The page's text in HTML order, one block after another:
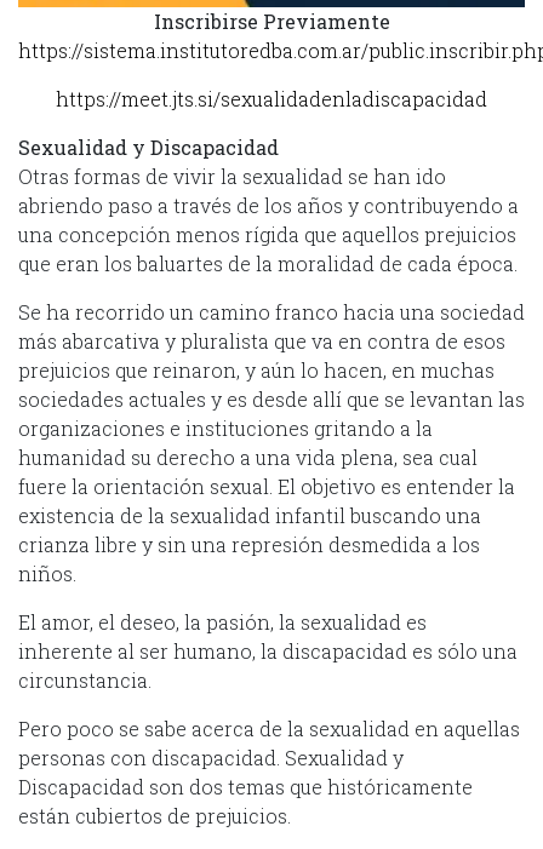
Inscribirse Previamente
https://sistema.institutoredba.com.ar/
https://meet.jts.si/sexualidadenladiscapacidad
Sexualidad y Discapacidad
Otras formas de vivir la sexualidad se han ido
abriendo paso a través de los años y contribuyendo a
una concepción menos rígida que aquellos prejuicios
que eran los baluartes de la moralidad de cada época.
Se ha recorrido un camino franco hacia una sociedad
más abarcativa y pluralista que va en contra de esos
prejuicios que reinaron, y aún lo hacen, en muchas
sociedades actuales y es desde allí que se levantan las
organizaciones e instituciones gritando a la
humanidad su derecho a una vida plena, sea cual
fuere la orientación sexual. El objetivo es entender la
existencia de la sexualidad infantil buscando una
crianza libre y sin una represión desmedida a los
niños.
El amor, el deseo, la pasión, la sexualidad es
inherente al ser humano, la discapacidad es sólo una
circunstancia.
Pero poco se sabe acerca de la sexualidad en aquellas
personas con discapacidad. Sexualidad y
Discapacidad son dos temas que históricamente
están cubiertos de prejuicios.